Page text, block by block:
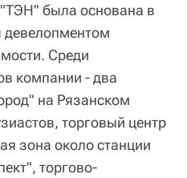
была основана в
девелопментом
Среди
компании - два
на Рязанском
торговый центр
зона около станции
торгово-